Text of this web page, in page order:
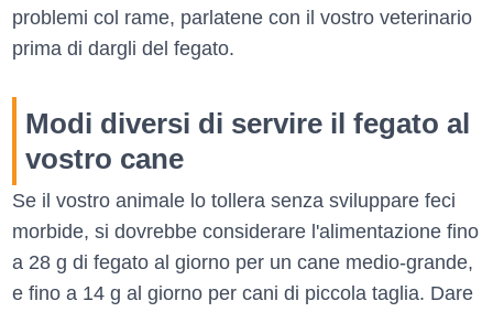
problemi col rame, parlatene con il vostro veterinario
prima di dargli del fegato.
Modi diversi di servire il fegato al
vostro cane
Se il vostro animale lo tollera senza sviluppare feci
morbide, si dovrebbe considerare l'alimentazione fino
a 28 g di fegato al giorno per un cane medio-grande,
e fino a 14 g al giorno per cani di piccola taglia. Dare